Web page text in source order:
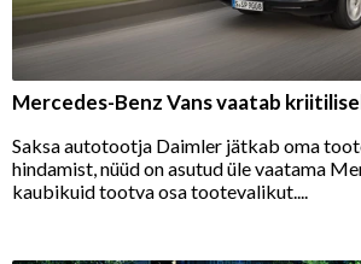
Mercedes-Benz Vans vaatab
Saksa autotootja Daimler jätkab oma
hindamist, nüüd on asutud üle vaatama
kaubikuid tootva osa tootevalikut....